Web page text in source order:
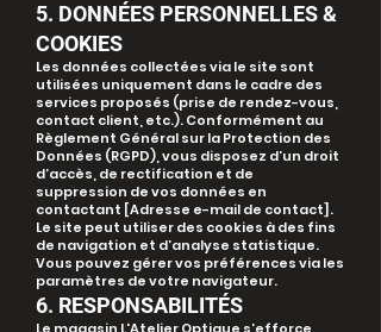
5. DONNÉES PERSONNELLES &
COOKIES
Les données collectées via le site sont
utilisées uniquement dans le cadre des
services proposés (prise de rendez-vous,
contact client, etc.). Conformément au
Règlement Général sur la Protection des
Données (RGPD), vous disposez d’un droit
d’accès, de rectification et de
suppression de vos données en
contactant [Adresse e-mail de contact].
Le site peut utiliser des cookies à des fins
de navigation et d’analyse statistique.
Vous pouvez gérer vos préférences via les
paramètres de votre navigateur.
6. RESPONSABILITÉS